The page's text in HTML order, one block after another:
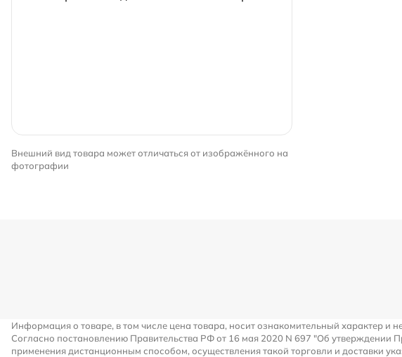
Внешний вид товара может отличаться от изображённого на
фотографии
Информация о товаре, в том числе цена товара, носит ознакомительный характер и
Согласно постановлению Правительства РФ от 16 мая 2020 N 697 "Об утверждении
применения дистанционным способом, осуществления такой торговли и доставки